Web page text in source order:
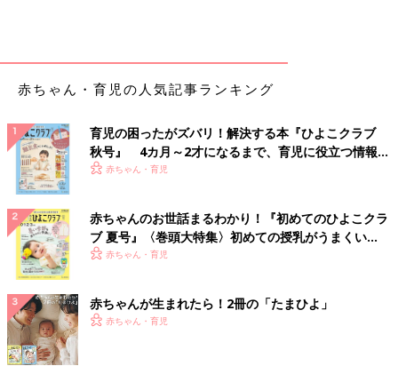
赤ちゃん・育児の人気記事ランキング
育児の困ったがズバリ！解決する本『ひよこクラブ
秋号』 4カ月～2才になるまで、育児に役立つ情報が
いっぱい！
赤ちゃん・育児
赤ちゃんのお世話まるわかり！『初めてのひよこクラ
ブ 夏号』〈巻頭大特集〉初めての授乳がうまくい
く！ おっぱい・ミルクの基本と夏のトラブル 解決テ
赤ちゃん・育児
赤ちゃんが生まれたら！2冊の「たまひよ」
赤ちゃん・育児